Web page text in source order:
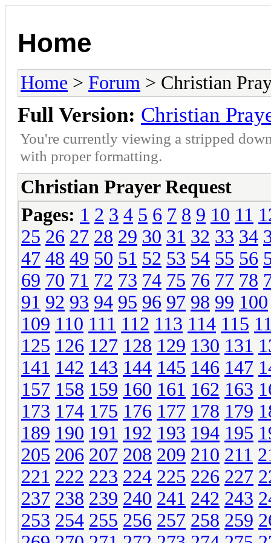
Home
Home > Forum > Christian
Full Version: Christian
You're currently viewing a stripped
with proper formatting.
Christian Prayer Request
Pages: 1 2 3 4 5 6 7 8 9 10 11
25 26 27 28 29 30 31 32 33 34
47 48 49 50 51 52 53 54 55 56
69 70 71 72 73 74 75 76 77 78
91 92 93 94 95 96 97 98 99 100
109 110 111 112 113 114 115
125 126 127 128 129 130 131
141 142 143 144 145 146 147
157 158 159 160 161 162 163
173 174 175 176 177 178 179
189 190 191 192 193 194 195
205 206 207 208 209 210 211
221 222 223 224 225 226 227
237 238 239 240 241 242 243
253 254 255 256 257 258 259